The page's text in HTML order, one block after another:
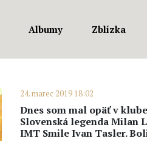
Albumy Zblízka
24. marec 2019 18:02
Dnes som mal opäť v
Slovenská legenda Milan
IMT Smile Ivan Tasler.